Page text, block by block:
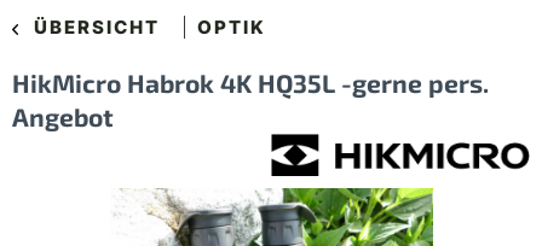
ÜBERSICHT OPTIK
HikMicro Habrok 4K HQ35L -gerne pers.
Angebot